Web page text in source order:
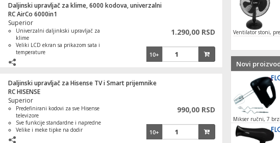
Daljinski upravljač za klime, 6000 kodova, univerzalni
RC AirCo 6000in1
Superior
Univerzalni daljinkski upravljač za
klime
Veliki LCD ekran sa prikazom sata i
temperature
6000 kodova
Jednostavno podešavanje
1.290,00 RSD
10+
Daljinski upravljač za Hisense TV i Smart prijemnike
RC HISENSE
Superior
Predefinirani kodovi za sve Hisense
televizore
Sve funkcije standardne i napredne
Velike i meke tipke na dodir
990,00 RSD
10+
Ventilator stoni,
Novi
LED TV FullHD 43", Bluetooth
23.990,00
E19 Smart,
1.200,00
Daska za